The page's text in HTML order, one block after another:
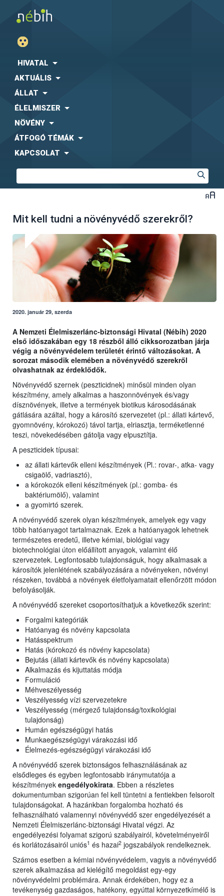
HIVATAL
AKTUÁLIS
ÁLLAT
ÉLELMISZER
NÖVÉNY
ÁTFOGÓ TÉMÁK
KAPCSOLAT
Mit kell tudni a növényvédő szerekről?
2020. január 29, szerda
A Nemzeti Élelmiszerlánc-biztonsági Hivatal (Nébih) 2020
első időszakában egy 18 részből álló cikksorozatban járja
végig a növényvédelem területét érintő változásokat. A
sorozat második elemében a növényvédő szerekről
olvashatnak az érdeklődők.
Növényvédő szernek (peszticidnek) minősül minden olyan
készítmény, amely alkalmas a haszonnövények és/vagy
dísznövények, illetve a termények biotikus károsodásának
gátlására azáltal, hogy a károsító szervezetet (pl.: állati kártevő,
gyomnövény, kórokozó) távol tartja, elriasztja, terméketlenné
teszi, növekedésében gátolja vagy elpusztítja.
A peszticidek típusai:
az állati kártevők elleni készítmények (Pl.: rovar-, atka- vagy
csigaölő, vadriasztó),
a kórokozók elleni készítmények (pl.: gomba- és
baktériumölő), valamint
a gyomirtó szerek.
A növényvédő szerek olyan készítmények, amelyek egy vagy
több hatóanyagot tartalmaznak. Ezek a hatóanyagok lehetnek
természetes eredetű, illetve kémiai, biológiai vagy
biotechnológiai úton előállított anyagok, valamint élő
szervezetek. Legfontosabb tulajdonságuk, hogy alkalmasak a
károsítók jelenlétének szabályozására a növényeken, növényi
részeken, továbbá a növények életfolyamatait ellenőrzött módon
befolyásolják.
A növényvédő szereket csoportosíthatjuk a következők szerint:
Forgalmi kategóriák
Hatóanyag és növény kapcsolata
Hatásspektrum
Hatás (kórokozó és növény kapcsolata)
Bejutás (állati kártevők és növény kapcsolata)
Alkalmazás és kijuttatás módja
Formuláció
Méhveszélyesség
Veszélyesség vízi szervezetekre
Veszélyesség (mérgező tulajdonság/toxikológiai
tulajdonság)
Humán egészségügyi hatás
Munkaegészségügyi várakozási idő
Élelmezés-egészségügyi várakozási idő
A növényvédő szerek biztonságos felhasználásának az
elsődleges és egyben legfontosabb iránymutatója a
készítmények engedélyokirata. Ebben a részletes
dokumentumban szigorúan fel kell tüntetni a fentiekben felsorolt
tulajdonságokat. A hazánkban forgalomba hozható és
felhasználható valamennyi növényvédő szer engedélyezését a
Nemzeti Élelmiszerlánc-biztonsági Hivatal végzi. Az
engedélyezési folyamat szigorú szabályairól, követelményeiről
és korlátozásairól uniós1 és hazai2 jogszabályok rendelkeznek.
Számos esetben a kémiai növényvédelem, vagyis a növényvédő
szerek alkalmazása ad kielégítő megoldást egy-egy
növényvédelmi problémára. Annak érdekében, hogy ez a
tevékenység gazdaságos, hatékony, egyúttal környezetkímélő is